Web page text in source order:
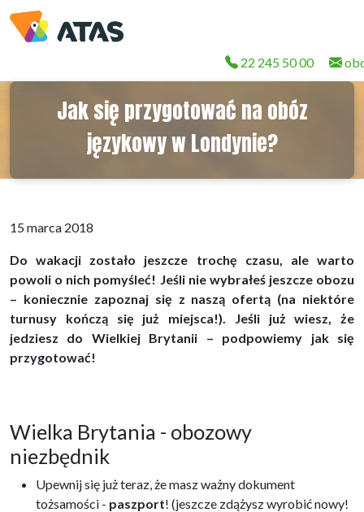
22 245 50 00
Jak się przygotować na obóz
językowy w Londynie?
15 marca 2018
Do wakacji zostało jeszcze trochę czasu, ale warto
powoli o nich pomyśleć! Jeśli nie wybrałeś jeszcze obozu
– koniecznie zapoznaj się z naszą ofertą (na niektóre
turnusy kończą się już miejsca!). Jeśli już wiesz, że
jedziesz do Wielkiej Brytanii – podpowiemy jak się
przygotować!
Wielka Brytania - obozowy
niezbędnik
Upewnij się już teraz, że masz ważny dokument
tożsamości - paszport! (jeszcze zdążysz wyrobić nowy!